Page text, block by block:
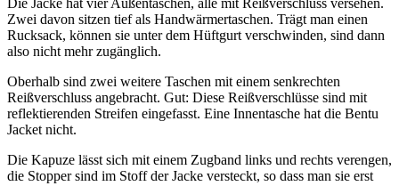
Die Jacke hat vier Außentaschen, alle mit Reißverschluss versehen.
Zwei davon sitzen tief als Handwärmertaschen. Trägt man einen
Rucksack, können sie unter dem Hüftgurt verschwinden, sind dann
also nicht mehr zugänglich.
Oberhalb sind zwei weitere Taschen mit einem senkrechten
Reißverschluss angebracht. Gut: Diese Reißverschlüsse sind mit
reflektierenden Streifen eingefasst. Eine Innentasche hat die Bentu
Jacket nicht.
Die Kapuze lässt sich mit einem Zugband links und rechts verengen,
die Stopper sind im Stoff der Jacke versteckt, so dass man sie erst